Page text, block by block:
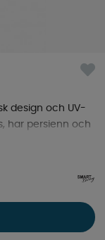
design och UV-
har persienn och